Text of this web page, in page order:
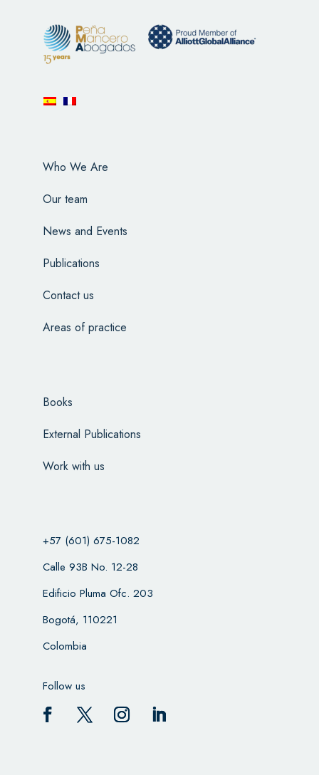
Who We Are
Our team
News and Events
Publications
Contact us
Areas of practice
Books
External Publications
Work with us
+57 (601) 675-1082
Calle 93B No. 12-28
Edificio Pluma Ofc. 203
Bogotá, 110221
Colombia
Follow us